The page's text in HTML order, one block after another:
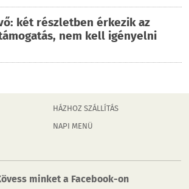
két részletben érkezik az
nem kell igényelni
HÁZHOZ SZÁLLÍTÁS
NAPI MENÜ
minket a Facebook-on